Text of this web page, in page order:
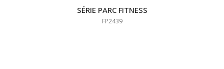
SÉRIE PARC FITNESS
FP2439